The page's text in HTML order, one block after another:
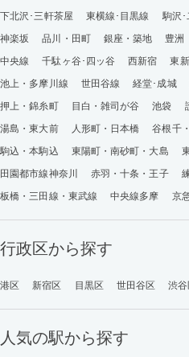
下北沢･三軒茶屋
東横線･目黒線 駒沢･
神楽坂
品川・田町 銀座・築地 豊洲
中央線
千駄ヶ谷･四ッ谷 西新宿 東
池上・多摩川線
世田谷線 経堂･成城
押上・錦糸町
目白・雑司が谷 池袋
湯島・東大前
人形町・日本橋 谷根千
駒込・本駒込
東陽町・南砂町・大島
田園都市線神奈川
赤羽・十条・王子
板橋・三田線・東武線
中央線多摩 京
行政区から探す
港区 新宿区 目黒区 世田谷区 渋谷
人気の駅から探す